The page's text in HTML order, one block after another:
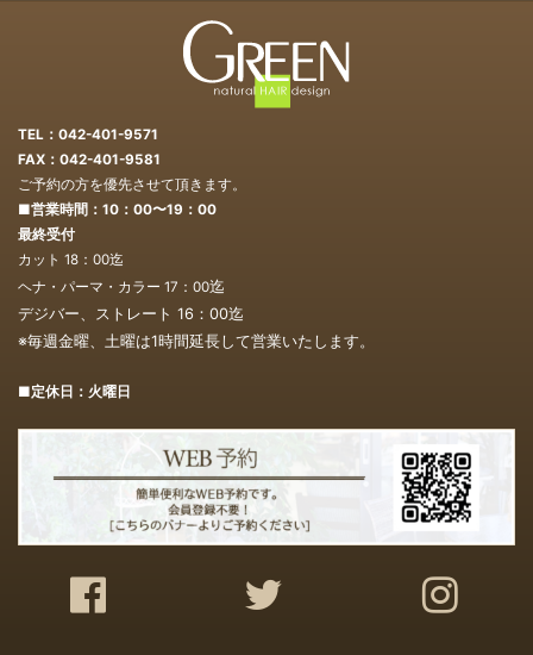
TEL：042-401-9571
FAX：042-401-9581
ご予約の方を優先させて頂きます。
■営業時間：10：00〜19：00
最終受付
カット 18：00迄
ヘナ・パーマ・カラー 17：00迄
デジバー、ストレート 16：00迄
※毎週金曜、土曜は1時間延長して営業いたします。
■定休日：火曜日